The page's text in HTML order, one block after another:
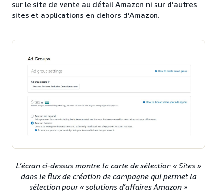
sur le site de vente au détail Amazon ni sur d’autres
sites et applications en dehors d’Amazon.
L’écran ci-dessus montre la carte de sélection « Sites »
dans le flux de création de campagne qui permet la
sélection pour « solutions d’affaires Amazon »